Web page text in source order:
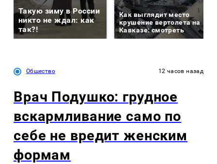
Такую зиму в России
никто не ждал: как
так?!
Как выглядит место
крушение вертолета на
Кавказе: смотреть
Общество 12 часов назад
Врач Подушко: грудное
вскармливание само по
себе не вредит женским
формам